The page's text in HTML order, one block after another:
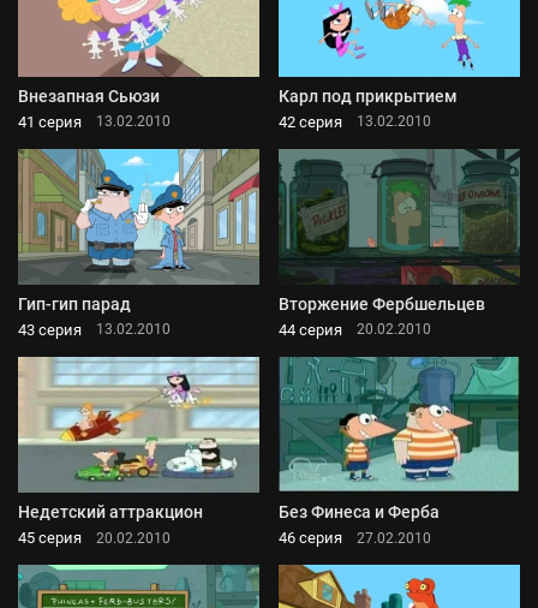
Внезапная Сьюзи
41 серия 13.02.2010
Карл под прикрытием
42 серия 13.02.2010
Гип-гип парад
43 серия 13.02.2010
Вторжение Фербшельцев
44 серия 20.02.2010
Недетский аттракцион
45 серия 20.02.2010
Без Финеса и Ферба
46 серия 27.02.2010